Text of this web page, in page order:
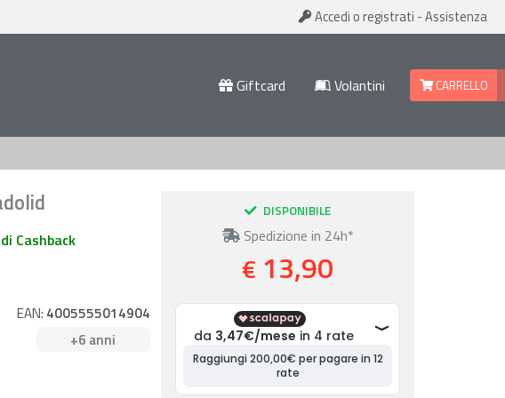
Accedi o registrati -Assistenza
Giftcard Volantini CARRELLO
Cashback
EAN: 4005555014904
+6 anni
DISPONIBILE
Spedizione in 24h*
€ 13,90